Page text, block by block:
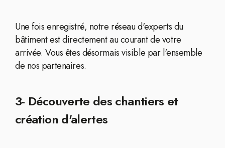
Une fois enregistré, notre réseau d'experts du
bâtiment est directement au courant de votre
arrivée. Vous êtes désormais visible par l'ensemble
de nos partenaires.
3- Découverte des chantiers et
création d'alertes